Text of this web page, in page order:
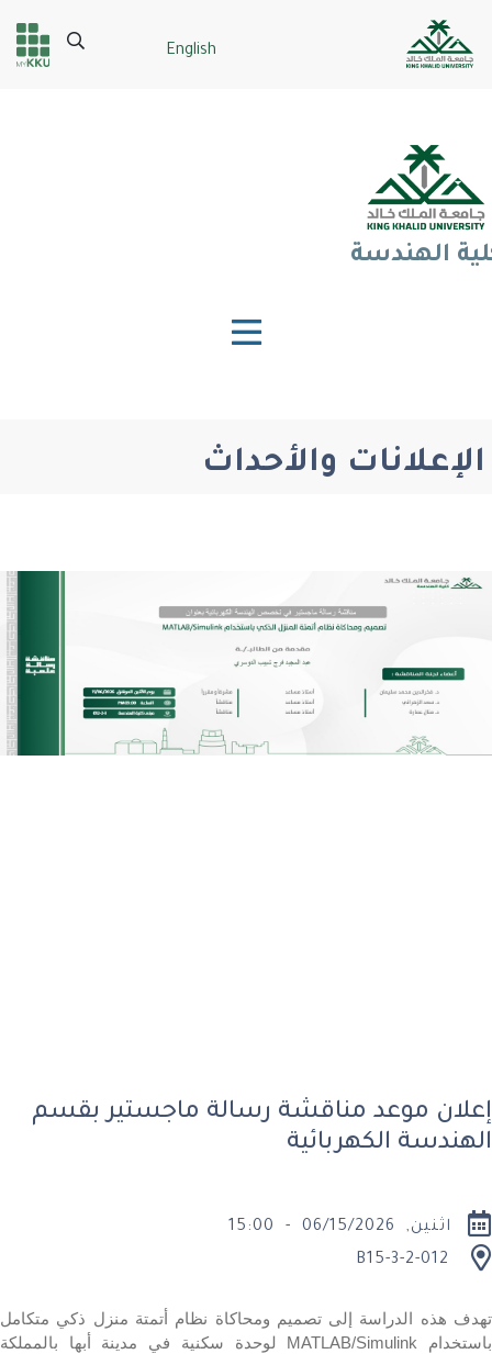
English
Header
Main Menu
Search
الهندسة
الإعلانات والأحداث
إعلان موعد مناقشة رسالة ماجستير بقسم
الهندسة الكهربائية
اثنين, 06/15/2026 - 15:00
B15-3-2-012
تهدف هذه الدراسة إلى تصميم ومحاكاة نظام أتمتة منزل ذكي متكامل
باستخدام MATLAB/Simulink لوحدة سكنية في مدينة أبها بالمملكة